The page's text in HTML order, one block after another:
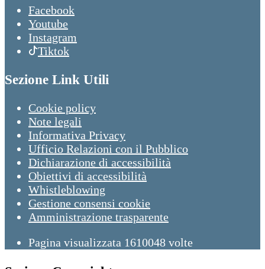
Facebook
Youtube
Instagram
Tiktok
Sezione Link Utili
Cookie policy
Note legali
Informativa Privacy
Ufficio Relazioni con il Pubblico
Dichiarazione di accessibilità
Obiettivi di accessibilità
Whistleblowing
Gestione consensi cookie
Amministrazione trasparente
Pagina visualizzata 1610048 volte